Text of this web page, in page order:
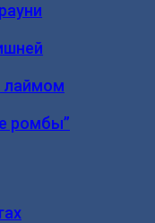
лаймом
ромбы”